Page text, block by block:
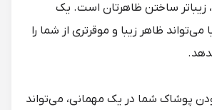
زیباتر ساختن ظاهرتان است. یک
ظاهر زیبا و موقرتری از شما را
پوشاک شما در یک مهمانی، می‌تواند